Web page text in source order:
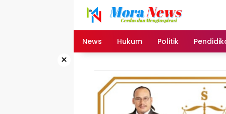
News
Hukum Politik
×